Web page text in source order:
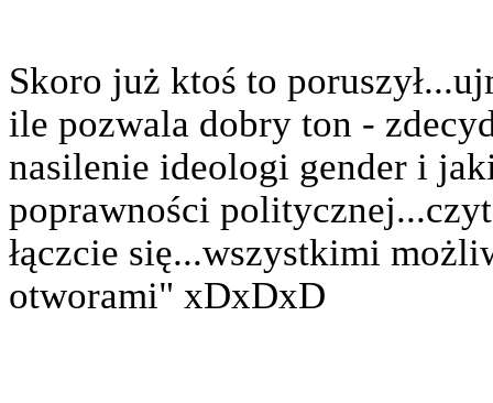
Skoro już ktoś to
ile pozwala dobry ton -
nasilenie ideologi gender i
poprawności
łączcie się...wszystkimi
otworami" xDxDxD